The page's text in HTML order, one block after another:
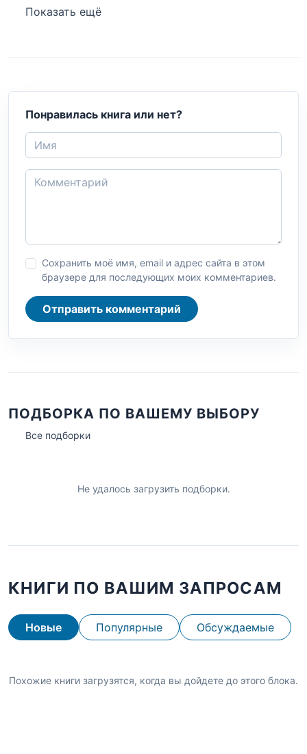
Показать ещё
Понравилась книга или нет?
Сохранить моё имя, email и адрес сайта в этом
браузере для последующих моих комментариев.
Отправить комментарий
ПОДБОРКА ПО ВАШЕМУ ВЫБОРУ
Все подборки
Не удалось загрузить подборки.
КНИГИ ПО ВАШИМ ЗАПРОСАМ
Новые Популярные Обсуждаемые
Похожие книги загрузятся, когда вы дойдете до этого блока.